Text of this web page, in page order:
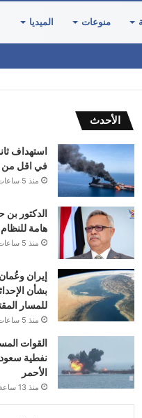
منوعات الميديا
الأحدث
استهداف
في اقل من 24
منذ 5 ساعات
الدكتور بن
هامة
منذ 5 ساعات
إيران
بشأن
للمسار
منذ 5 ساعات
القوات
نفطية
الأحمر
منذ 13 ساعة